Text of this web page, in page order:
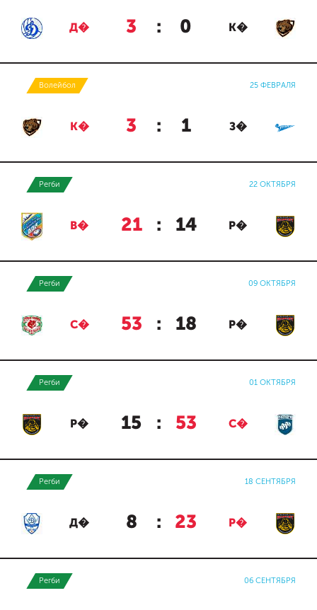
Д� 3 : 0 К�
Волейбол 25 ФЕВРАЛЯ
К� 3 : 1 З�
Регби 22 ОКТЯБРЯ
В� 21 : 14 Р�
Регби 09 ОКТЯБРЯ
С� 53 : 18 Р�
Регби 01 ОКТЯБРЯ
Р� 15 : 53 С�
Регби 18 СЕНТЯБРЯ
Д� 8 : 23 Р�
Регби 06 СЕНТЯБРЯ